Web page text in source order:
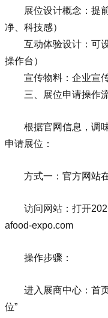
展位设计概念：提
净、科技感）
互动体验设计：可
操作台）
宣传物料：企业宣
三、展位申请操作
根据官网信息，调
申请展位：
方式一：官方网站
访问网站：打开
afood-expo.com
操作步骤：
进入展商中心：首
位”